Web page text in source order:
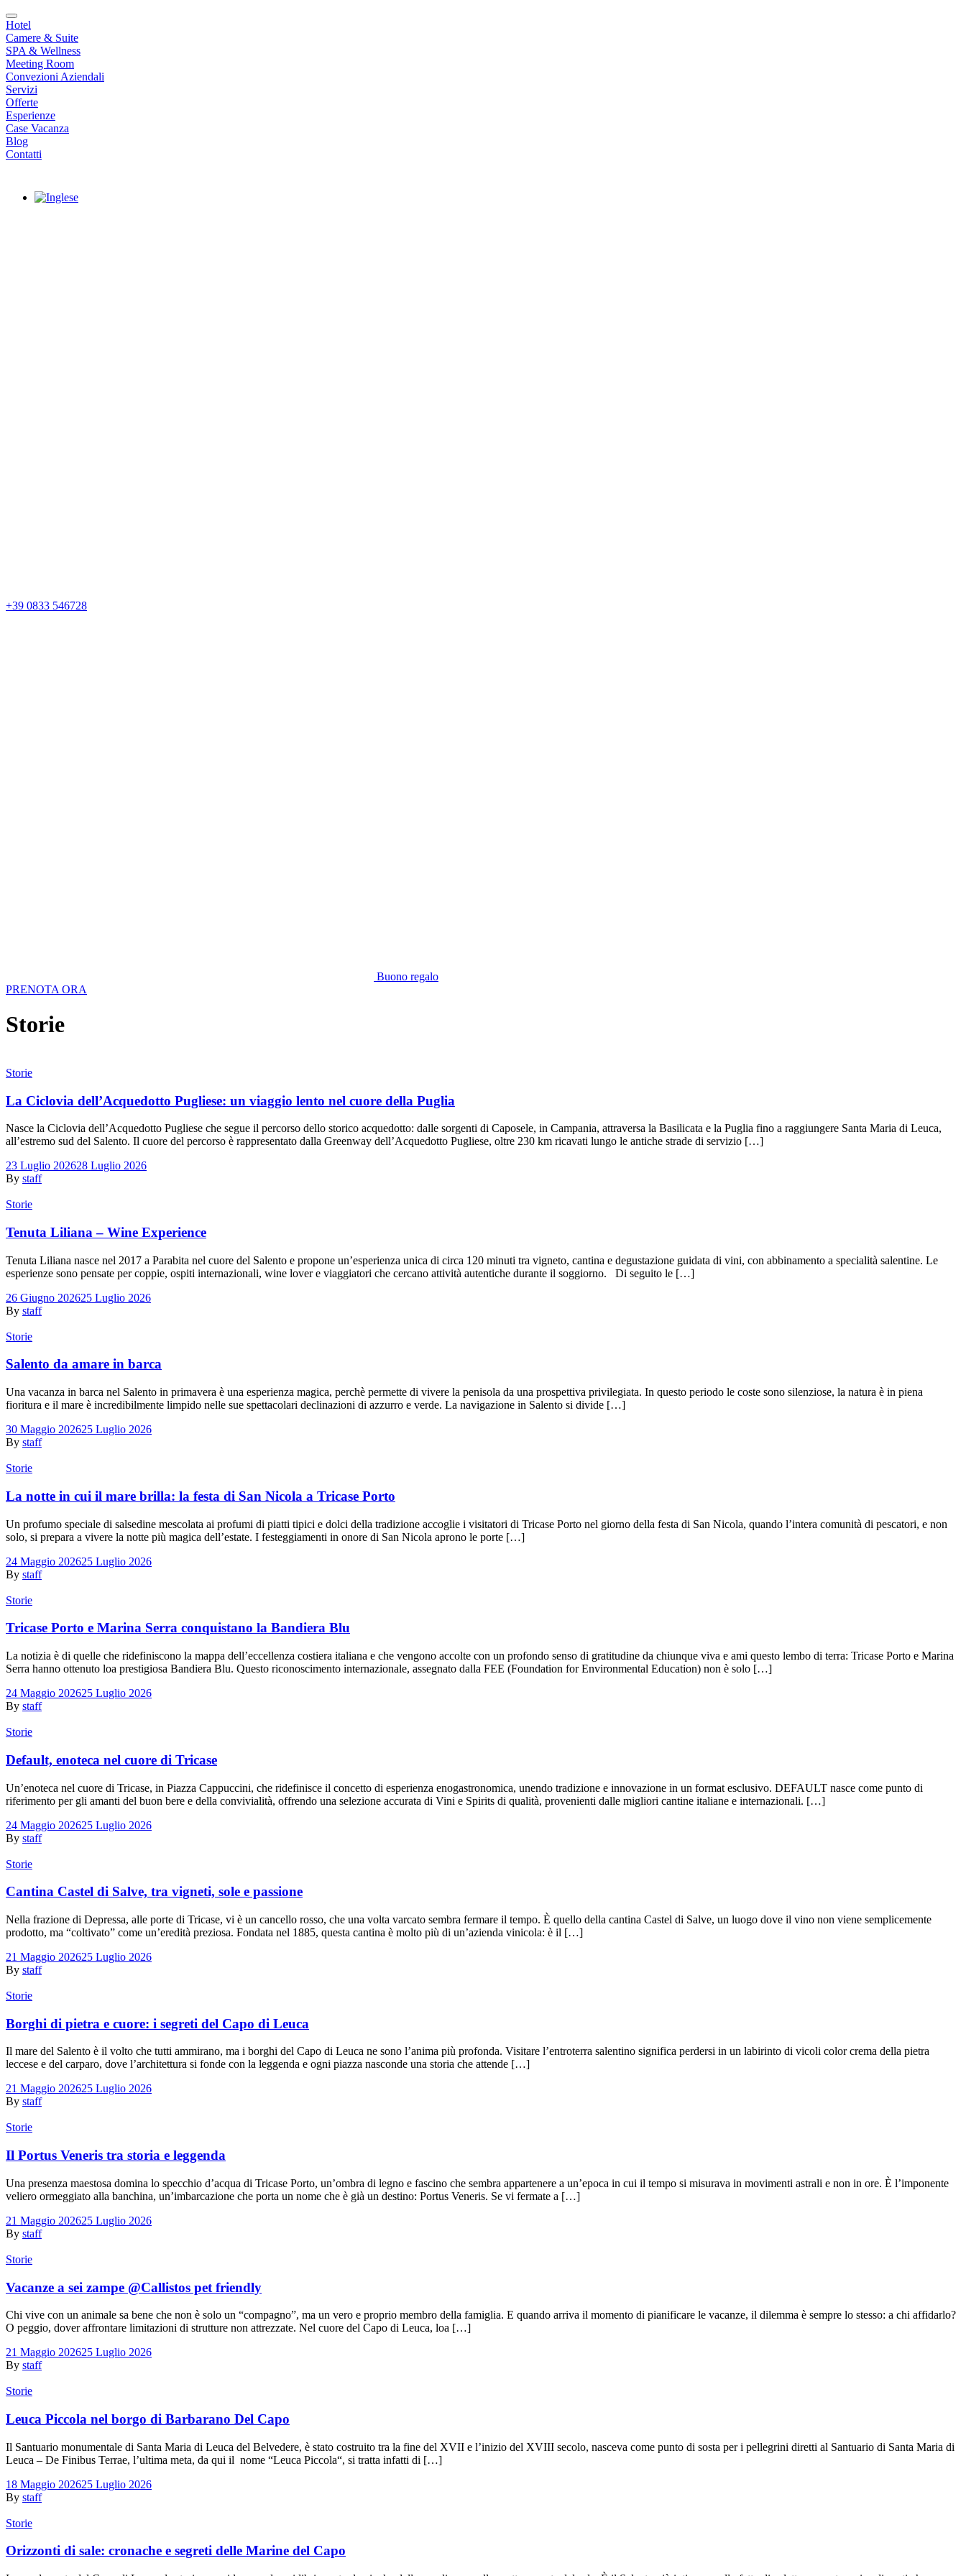
Hotel
Camere & Suite
SPA & Wellness
Meeting Room
Convezioni Aziendali
Servizi
Offerte
Esperienze
Case Vacanza
Blog
Contatti
+39 0833 546728
Buono regalo
PRENOTA ORA
Storie
Storie
La Ciclovia dell’Acquedotto Pugliese: un viaggio lento nel cuore della Puglia
Nasce la Ciclovia dell’Acquedotto Pugliese che segue il percorso dello storico acquedotto: dalle sorgenti di Caposele, in Campania, attraversa la Basilicata e la Puglia fino a raggiungere Santa Maria di Leuca,
all’estremo sud del Salento. Il cuore del percorso è rappresentato dalla Greenway dell’Acquedotto Pugliese, oltre 230 km ricavati lungo le antiche strade di servizio […]
23 Luglio 202628 Luglio 2026
By staff
Storie
Tenuta Liliana – Wine Experience
Tenuta Liliana nasce nel 2017 a Parabita nel cuore del Salento e propone un’esperienza unica di circa 120 minuti tra vigneto, cantina e degustazione guidata di vini, con abbinamento a specialità salentine. Le
esperienze sono pensate per coppie, ospiti internazionali, wine lover e viaggiatori che cercano attività autentiche durante il soggiorno. Di seguito le […]
26 Giugno 202625 Luglio 2026
By staff
Storie
Salento da amare in barca
Una vacanza in barca nel Salento in primavera è una esperienza magica, perchè permette di vivere la penisola da una prospettiva privilegiata. In questo periodo le coste sono silenziose, la natura è in piena
fioritura e il mare è incredibilmente limpido nelle sue spettacolari declinazioni di azzurro e verde. La navigazione in Salento si divide […]
30 Maggio 202625 Luglio 2026
By staff
Storie
La notte in cui il mare brilla: la festa di San Nicola a Tricase Porto
Un profumo speciale di salsedine mescolata ai profumi di piatti tipici e dolci della tradizione accoglie i visitatori di Tricase Porto nel giorno della festa di San Nicola, quando l’intera comunità di pescatori, e non
solo, si prepara a vivere la notte più magica dell’estate. I festeggiamenti in onore di San Nicola aprono le porte […]
24 Maggio 202625 Luglio 2026
By staff
Storie
Tricase Porto e Marina Serra conquistano la Bandiera Blu
La notizia è di quelle che ridefiniscono la mappa dell’eccellenza costiera italiana e che vengono accolte con un profondo senso di gratitudine da chiunque viva e ami questo lembo di terra: Tricase Porto e Marina
Serra hanno ottenuto loa prestigiosa Bandiera Blu. Questo riconoscimento internazionale, assegnato dalla FEE (Foundation for Environmental Education) non è solo […]
24 Maggio 202625 Luglio 2026
By staff
Storie
Default, enoteca nel cuore di Tricase
Un’enoteca nel cuore di Tricase, in Piazza Cappuccini, che ridefinisce il concetto di esperienza enogastronomica, unendo tradizione e innovazione in un format esclusivo. DEFAULT nasce come punto di
riferimento per gli amanti del buon bere e della convivialità, offrendo una selezione accurata di Vini e Spirits di qualità, provenienti dalle migliori cantine italiane e internazionali. […]
24 Maggio 202625 Luglio 2026
By staff
Storie
Cantina Castel di Salve, tra vigneti, sole e passione
Nella frazione di Depressa, alle porte di Tricase, vi è un cancello rosso, che una volta varcato sembra fermare il tempo. È quello della cantina Castel di Salve, un luogo dove il vino non viene semplicemente
prodotto, ma “coltivato” come un’eredità preziosa. Fondata nel 1885, questa cantina è molto più di un’azienda vinicola: è il […]
21 Maggio 202625 Luglio 2026
By staff
Storie
Borghi di pietra e cuore: i segreti del Capo di Leuca
Il mare del Salento è il volto che tutti ammirano, ma i borghi del Capo di Leuca ne sono l’anima più profonda. Visitare l’entroterra salentino significa perdersi in un labirinto di vicoli color crema della pietra
leccese e del carparo, dove l’architettura si fonde con la leggenda e ogni piazza nasconde una storia che attende […]
21 Maggio 202625 Luglio 2026
By staff
Storie
Il Portus Veneris tra storia e leggenda
Una presenza maestosa domina lo specchio d’acqua di Tricase Porto, un’ombra di legno e fascino che sembra appartenere a un’epoca in cui il tempo si misurava in movimenti astrali e non in ore. È l’imponente
veliero ormeggiato alla banchina, un’imbarcazione che porta un nome che è già un destino: Portus Veneris. Se vi fermate a […]
21 Maggio 202625 Luglio 2026
By staff
Storie
Vacanze a sei zampe @Callistos pet friendly
Chi vive con un animale sa bene che non è solo un “compagno”, ma un vero e proprio membro della famiglia. E quando arriva il momento di pianificare le vacanze, il dilemma è sempre lo stesso: a chi affidarlo?
O peggio, dover affrontare limitazioni di strutture non attrezzate. Nel cuore del Capo di Leuca, loa […]
21 Maggio 202625 Luglio 2026
By staff
Storie
Leuca Piccola nel borgo di Barbarano Del Capo
Il Santuario monumentale di Santa Maria di Leuca del Belvedere, è stato costruito tra la fine del XVII e l’inizio del XVIII secolo, nasceva come punto di sosta per i pellegrini diretti al Santuario di Santa Maria di
Leuca – De Finibus Terrae, l’ultima meta, da qui il nome “Leuca Piccola“, si tratta infatti di […]
18 Maggio 202625 Luglio 2026
By staff
Storie
Orizzonti di sale: cronache e segreti delle Marine del Capo